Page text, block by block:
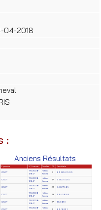
04-2018
:
Anciens Résultats
Epreuve N° License Cavalier Clt
Résultats
CSO*
TN-2008-
12847
Haffani
Kenza
9 65.00/65.35
CSO*
TN-2008-
12847
Haffani
Kenza
17 9.00/64.14
CSO*
TN-2008-
12847
Haffani
Kenza
25 8.00/73.85
CSO*
TN-2008-
12847
Haffani
Kenza
16 58/68.98
CSO*
TN-2008-
12847
Haffani
Kenza
27 13/78.76
CSO*
TN-2008-
Haffani
5 65/62.31